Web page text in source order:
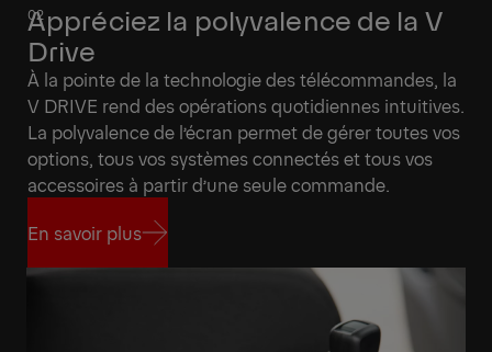
Appréciez la polyvalence de la V
Drive
À la pointe de la technologie des télécommandes, la
V DRIVE rend des opérations quotidiennes intuitives.
La polyvalence de l’écran permet de gérer toutes vos
options, tous vos systèmes connectés et tous vos
accessoires à partir d’une seule commande.
En savoir plus